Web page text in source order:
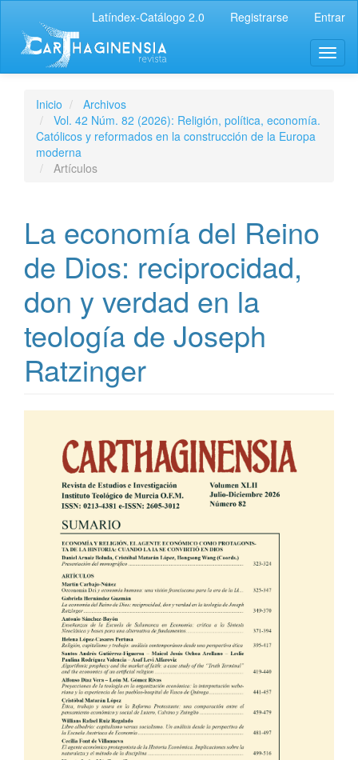
Latíndex-Catálogo 2.0 Registrarse Entrar
Inicio
Archivos
Vol. 42 Núm. 82 (2026): Religión, política, economía.
Católicos y reformados en la construcción de la Europa
moderna
Artículos
La economía del Reino
de Dios: reciprocidad,
don y verdad en la
teología de Joseph
Ratzinger